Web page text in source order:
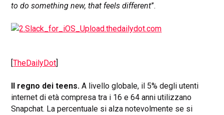
to do something new, that feels different”.
[TheDailyDot
Il regno dei teens. A livello globale, il 5% degli utenti
internet di età compresa tra i 16 e 64 anni utilizzano
Snapchat. La percentuale si alza notevolmente se si